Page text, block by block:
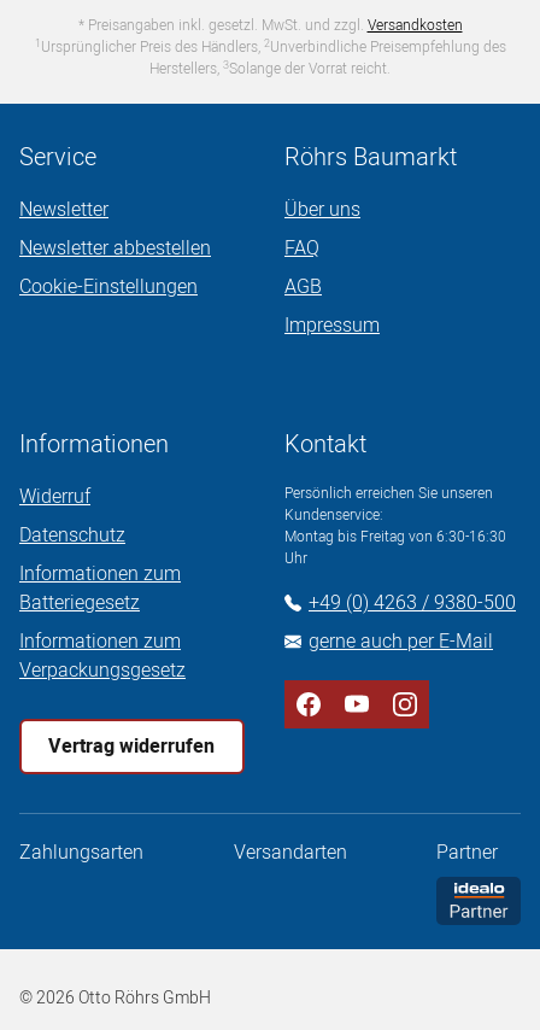
* Preisangaben inkl. gesetzl. MwSt. und zzgl. Versandkosten
1 Ursprünglicher Preis des Händlers, 2Unverbindliche Preisempfehlung des
Herstellers, 3Solange der Vorrat reicht.
Service
Newsletter
Newsletter abbestellen
Cookie-Einstellungen
Röhrs Baumarkt
Über uns
FAQ
AGB
Impressum
Informationen
Widerruf
Datenschutz
Informationen zum
Batteriegesetz
Informationen zum
Verpackungsgesetz
Vertrag widerrufen
Kontakt
Persönlich erreichen Sie unseren
Kundenservice:
Montag bis Freitag von 6:30-16:30
Uhr
+49 (0) 4263 / 9380-500
gerne auch per E-Mail
Zahlungsarten Versandarten Partner
© 2026 Otto Röhrs GmbH